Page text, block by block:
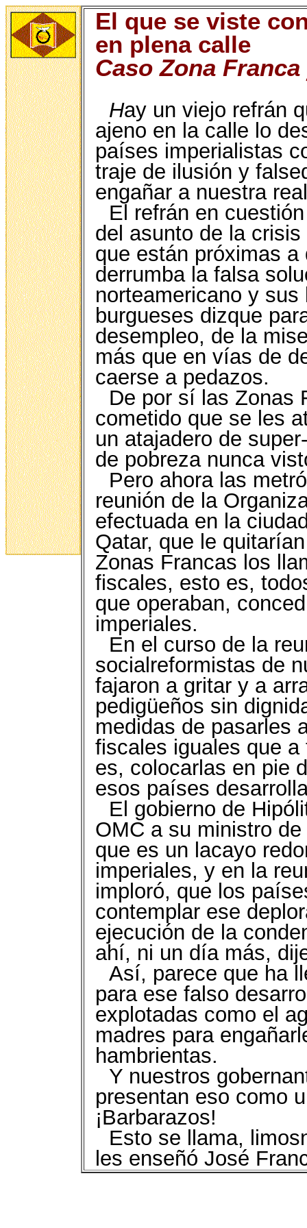
El que se viste
en plena calle
Caso Zona
Hay un viejo refrán
ajeno en la calle lo
países imperialistas
traje de ilusión y
engañar a nuestra
El refrán en
del asunto de la
que están próximas
derrumba la falsa
norteamericano y
burgueses dizque
desempleo, de la
más que en vías de
caerse a pedazos.
De por sí las Zonas
cometido que se les
un atajadero de
de pobreza nunca
Pero ahora las
reunión de la
efectuada en la
Qatar, que le
Zonas Francas los
fiscales, esto es,
que operaban,
imperiales.
En el curso de la
socialreformistas de
fajaron a gritar y a
pedigüeños sin
medidas de pasarles
fiscales iguales que
es, colocarlas en pie
esos países
El gobierno de
OMC a su ministro
que es un lacayo
imperiales, y en la
imploró, que los
contemplar ese
ejecución de la
ahí, ni un día más,
Así, parece que ha
para ese falso
explotadas como el
madres para
hambrientas.
Y nuestros
presentan eso como
¡Barbarazos!
Esto se llama,
les enseñó José